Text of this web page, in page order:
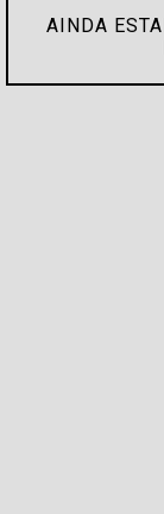
AINDA